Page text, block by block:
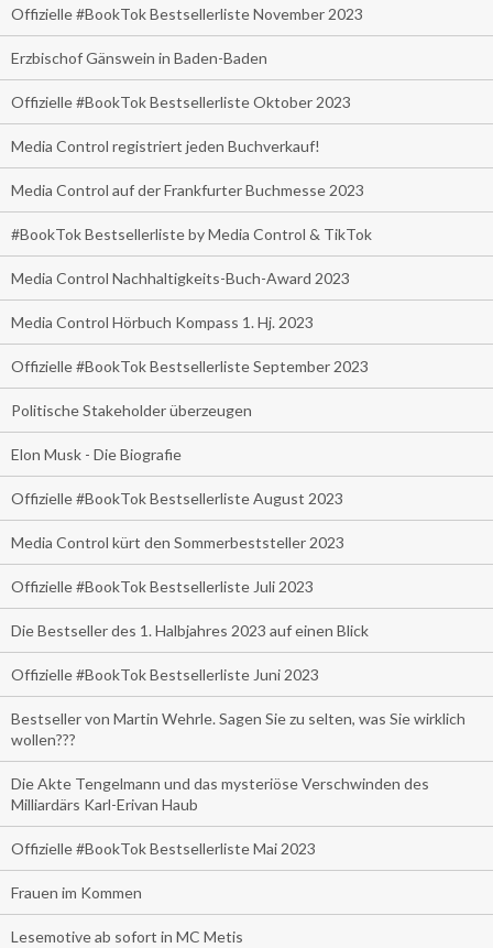
Offizielle #BookTok Bestsellerliste November 2023
Erzbischof Gänswein in Baden-Baden
Offizielle #BookTok Bestsellerliste Oktober 2023
Media Control registriert jeden Buchverkauf!
Media Control auf der Frankfurter Buchmesse 2023
#BookTok Bestsellerliste by Media Control & TikTok
Media Control Nachhaltigkeits-Buch-Award 2023
Media Control Hörbuch Kompass 1. Hj. 2023
Offizielle #BookTok Bestsellerliste September 2023
Politische Stakeholder überzeugen
Elon Musk - Die Biografie
Offizielle #BookTok Bestsellerliste August 2023
Media Control kürt den Sommerbeststeller 2023
Offizielle #BookTok Bestsellerliste Juli 2023
Die Bestseller des 1. Halbjahres 2023 auf einen Blick
Offizielle #BookTok Bestsellerliste Juni 2023
Bestseller von Martin Wehrle. Sagen Sie zu selten, was Sie wirklich
wollen???
Die Akte Tengelmann und das mysteriöse Verschwinden des
Milliardärs Karl-Erivan Haub
Offizielle #BookTok Bestsellerliste Mai 2023
Frauen im Kommen
Lesemotive ab sofort in MC Metis